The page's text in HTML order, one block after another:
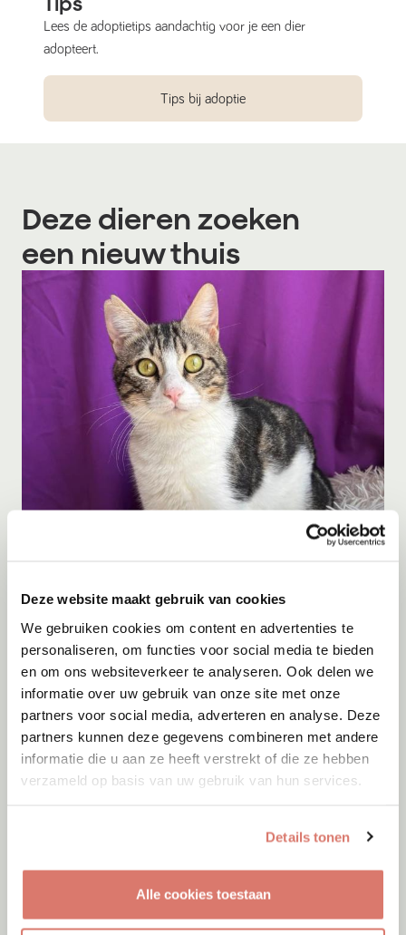
Deze website maakt gebruik van cookies
We gebruiken cookies om content en advertenties te
personaliseren, om functies voor social media te bieden
en om ons websiteverkeer te analyseren. Ook delen we
informatie over uw gebruik van onze site met onze
partners voor social media, adverteren en analyse. Deze
partners kunnen deze gegevens combineren met andere
informatie die u aan ze heeft verstrekt of die ze hebben
verzameld op basis van uw gebruik van hun services.
Details tonen
Alle cookies toestaan
Lees de adoptietips aandachtig voor je een dier
adopteert.
Tips bij adoptie
Deze dieren zoeken
een nieuw thuis